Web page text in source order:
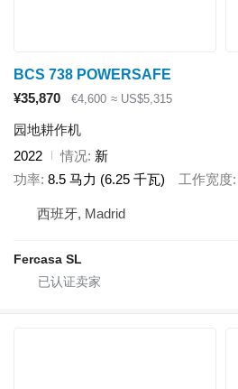
BCS 738 POWERSAFE
¥35,870
€4,600 ≈ US$5,315
园地耕作机
2022
情况 新
功率 8.5 马力 (6.25 千瓦) 工作宽度
西班牙, Madrid
Fercasa SL